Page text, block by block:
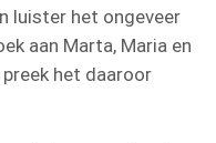
luister het ongeveer
aan Marta, Maria en
het daaroor